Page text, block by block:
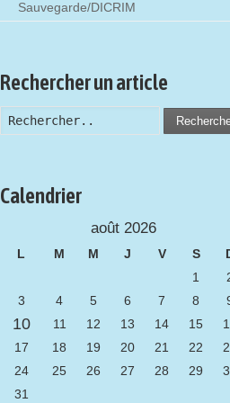
Sauvegarde/DICRIM
Rechercher un article
Calendrier
août 2026
L M M J V S
1
3
4 5 6 7 8
10 11 12 13 14 15
17
18 19 20 21 22
24
25 26 27 28 29
31